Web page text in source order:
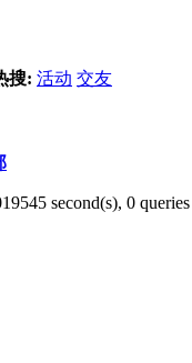
搜: 活动 交友
second(s), 0